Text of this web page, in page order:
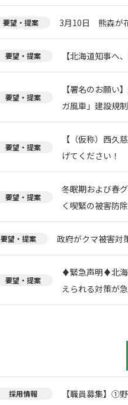
要望・提案 3月10日 熊森が
要望・提案 【北海道知事へ
要望・提案
【署名のお願い
ガ風車」建設規
要望・提案
【（仮称）西久
げてください！
要望・提案
冬眠期および春
く喫緊の被害防
要望・提案 政府がクマ被害対
要望・提案
♦️緊急声明♦️北海
えられる対策が
採用情報 【職員募集】①